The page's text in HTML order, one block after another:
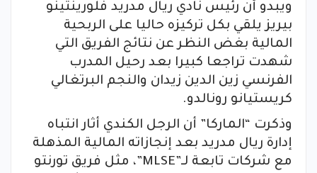
ويبدو أن رئيس نادي ريال مدريد فلورينتينو
بيريز يلقي بكل تركيزه حاليا على الربحية
المالية بغض النظر عن نتائج الفريق التي
شهدت تراجعا كبيرا بعد رحيل المدرب
الفرنسي زين الدين زيدان والنجم البرتغالي
كريستيانو رونالدو.
وذكرت “الماركا” أن الرجل الكندي أثار انتباه
إدارة ريال مدريد بعد إنجازاته المالية المذهلة
مع شركات تابعة لـ”MLSE”، مثل فريق تورنتو